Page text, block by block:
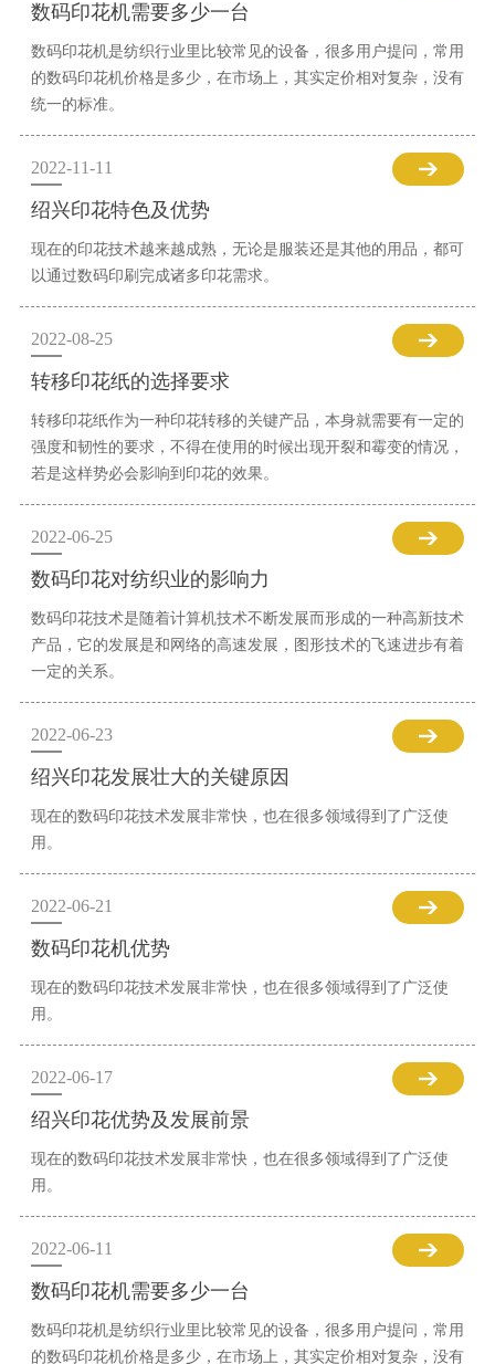
数码印花机需要多少一台
数码印花机是纺织行业里比较常见的设备，很多用户提问，常用
的数码印花机价格是多少，在市场上，其实定价相对复杂，没有
统一的标准。
2022-11-11
绍兴印花特色及优势
现在的印花技术越来越成熟，无论是服装还是其他的用品，都可
以通过数码印刷完成诸多印花需求。
2022-08-25
转移印花纸的选择要求
转移印花纸作为一种印花转移的关键产品，本身就需要有一定的
强度和韧性的要求，不得在使用的时候出现开裂和霉变的情况，
若是这样势必会影响到印花的效果。
2022-06-25
数码印花对纺织业的影响力
数码印花技术是随着计算机技术不断发展而形成的一种高新技术
产品，它的发展是和网络的高速发展，图形技术的飞速进步有着
一定的关系。
2022-06-23
绍兴印花发展壮大的关键原因
现在的数码印花技术发展非常快，也在很多领域得到了广泛使
用。
2022-06-21
数码印花机优势
现在的数码印花技术发展非常快，也在很多领域得到了广泛使
用。
2022-06-17
绍兴印花优势及发展前景
现在的数码印花技术发展非常快，也在很多领域得到了广泛使
用。
2022-06-11
数码印花机需要多少一台
数码印花机是纺织行业里比较常见的设备，很多用户提问，常用
的数码印花机价格是多少，在市场上，其实定价相对复杂，没有